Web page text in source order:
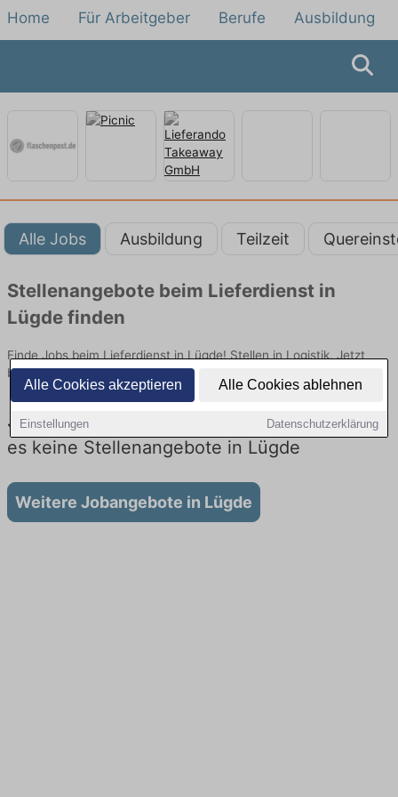
Alle Cookies akzeptieren Alle Cookies ablehnen
Einstellungen Datenschutzerklärung
Home Für Arbeitgeber Berufe Ausbildung
Alle Jobs Ausbildung Teilzeit
Stellenangebote beim Lieferdienst in
Lügde finden
Finde Jobs beim Lieferdienst in Lügde! Stellen in Logistik. Jetzt
bewerben!
Jobs beim Lieferdienst in Lügde: Aktuell gibt
es keine Stellenangebote in Lügde
Weitere Jobangebote in Lügde